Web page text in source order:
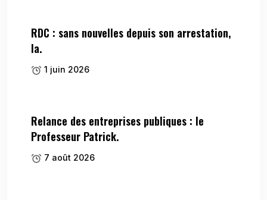
RDC : sans nouvelles depuis son arrestation,
la.
1 juin 2026
Relance des entreprises publiques : le
Professeur Patrick.
7 août 2026